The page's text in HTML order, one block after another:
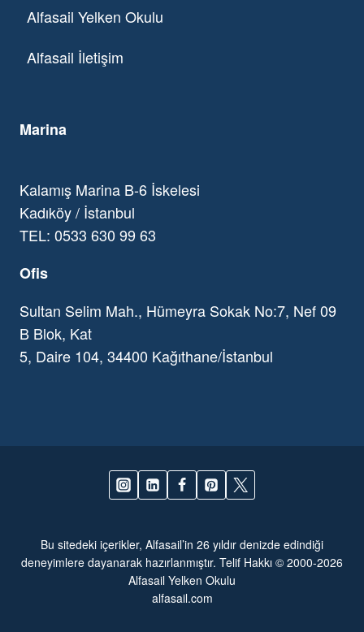
Alfasail Yelken Okulu
Alfasail İletişim
Marina
Kalamış Marina B-6 İskelesi
Kadıköy / İstanbul
TEL: 0533 630 99 63
Ofis
Sultan Selim Mah., Hümeyra Sokak No:7, Nef 09
B Blok, Kat
5, Daire 104, 34400 Kağıthane/İstanbul
Bu sitedeki içerikler, Alfasail’in 26 yıldır denizde edindiği
deneyimlere dayanarak hazırlanmıştır. Telif Hakkı © 2000-2026
Alfasail Yelken Okulu
alfasail.com